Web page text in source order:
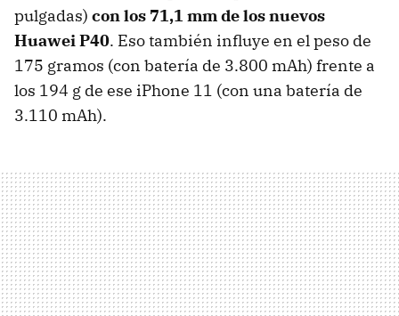
pulgadas) con los 71,1 mm de los nuevos
Huawei P40. Eso también influye en el peso de
175 gramos (con batería de 3.800 mAh) frente a
los 194 g de ese iPhone 11 (con una batería de
3.110 mAh).